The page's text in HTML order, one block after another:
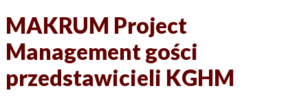
MAKRUM Project
Management gości
przedstawicieli KGHM